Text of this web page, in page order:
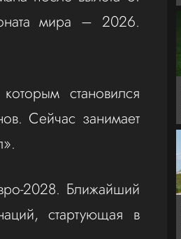
мира – 2026.
становился
Сейчас занимает
2028. Ближайший
стартующая в